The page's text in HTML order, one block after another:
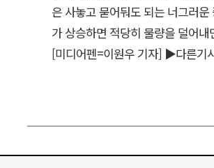
은 사놓고 묻어둬도 되는 너그러
가 상승하면 적당히 물량을 덜어
[미디어펜=이원우 기자] ▶다른기